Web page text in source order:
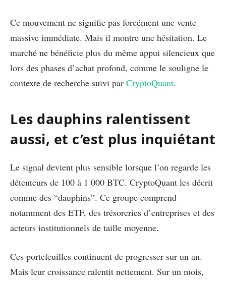
Ce mouvement ne signifie pas forcément une vente
massive immédiate. Mais il montre une hésitation. Le
marché ne bénéficie plus du même appui silencieux que
lors des phases d’achat profond, comme le souligne le
contexte de recherche suivi par CryptoQuant.
Les dauphins ralentissent
aussi, et c’est plus inquiétant
Le signal devient plus sensible lorsque l’on regarde les
détenteurs de 100 à 1 000 BTC. CryptoQuant les décrit
comme des “dauphins”. Ce groupe comprend
notamment des ETF, des trésoreries d’entreprises et des
acteurs institutionnels de taille moyenne.
Ces portefeuilles continuent de progresser sur un an.
Mais leur croissance ralentit nettement. Sur un mois,